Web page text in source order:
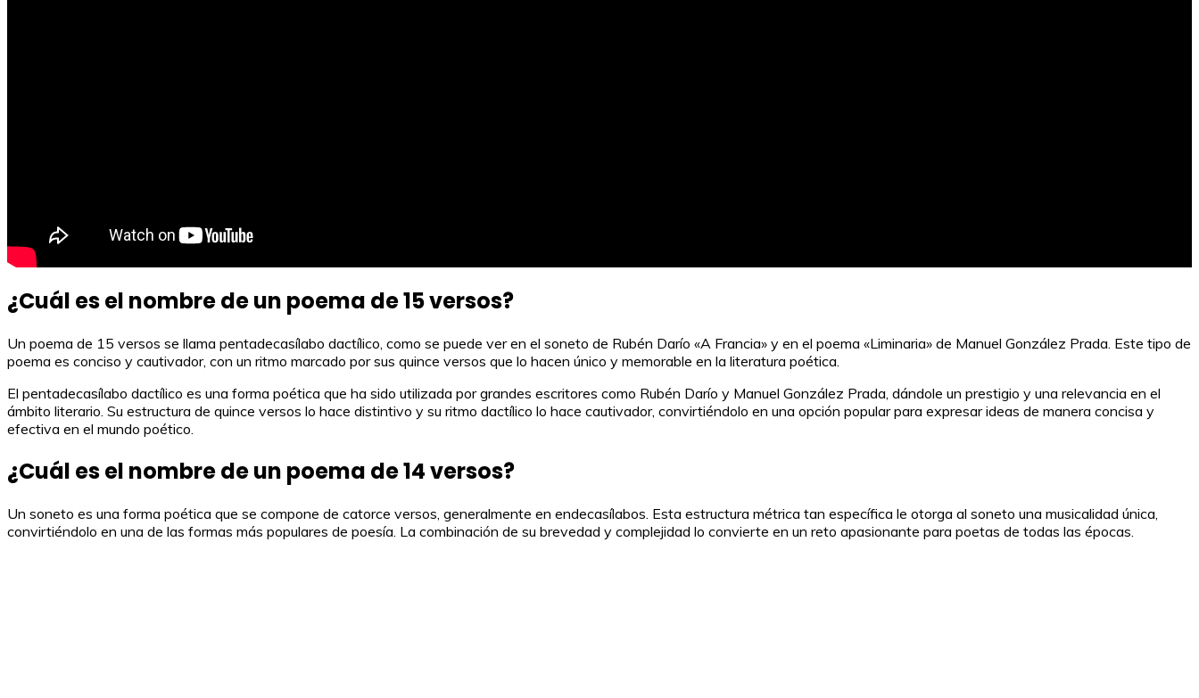
¿Cuál es el nombre de un poema de 15 versos?
Un poema de 15 versos se llama pentadecasílabo dactílico, como se puede ver en el soneto de Rubén Darío «A Francia» y en el poema «Liminaria» de Manuel González Prada. Este tipo de
poema es conciso y cautivador, con un ritmo marcado por sus quince versos que lo hacen único y memorable en la literatura poética.
El pentadecasílabo dactílico es una forma poética que ha sido utilizada por grandes escritores como Rubén Darío y Manuel González Prada, dándole un prestigio y una relevancia en el
ámbito literario. Su estructura de quince versos lo hace distintivo y su ritmo dactílico lo hace cautivador, convirtiéndolo en una opción popular para expresar ideas de manera concisa y
efectiva en el mundo poético.
¿Cuál es el nombre de un poema de 14 versos?
Un soneto es una forma poética que se compone de catorce versos, generalmente en endecasílabos. Esta estructura métrica tan específica le otorga al soneto una musicalidad única,
convirtiéndolo en una de las formas más populares de poesía. La combinación de su brevedad y complejidad lo convierte en un reto apasionante para poetas de todas las épocas.